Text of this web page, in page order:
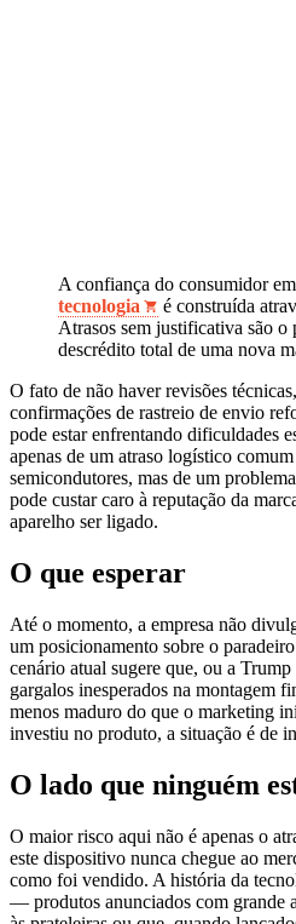
A confiança do consumidor em
tecnologia
é construída
Atrasos sem justificativa são o
descrédito total de uma nova
O fato de não haver revisões
confirmações de rastreio de envio
pode estar enfrentando dificuldades
apenas de um atraso logístico
semicondutores, mas de um
pode custar caro à reputação da
aparelho ser ligado.
O que esperar
Até o momento, a empresa não
um posicionamento sobre o
cenário atual sugere que, ou a
gargalos inesperados na montagem
menos maduro do que o marketing
investiu no produto, a situação é de
O lado que ninguém
O maior risco aqui não é apenas o
este dispositivo nunca chegue ao
como foi vendido. A história da
— produtos anunciados com grande